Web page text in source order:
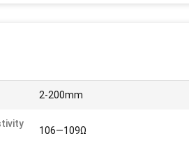
2-200mm
106—109Ω